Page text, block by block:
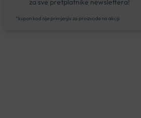
za sve pretplatnike newslettera!
*kupon kod nije primjenjiv za proizvode na akciji